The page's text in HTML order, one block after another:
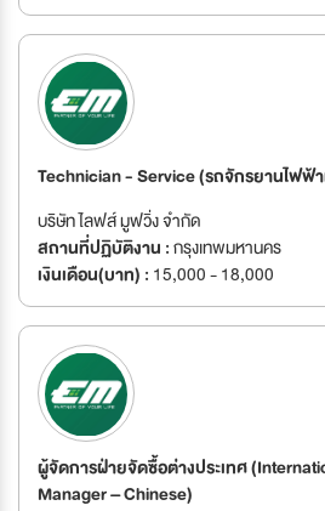
Technician - Service (รถจักรยานไฟฟ้
บริษัท ไลฟส์ มูฟวิ่ง จำกัด
สถานที่ปฏิบัติงาน :กรุงเทพมหานคร
เงินเดือน(บาท) : 15,000 - 18,000
ผู้จัดการฝ่ายจัดซื้อต่างประเทศ
Manager – Chinese)